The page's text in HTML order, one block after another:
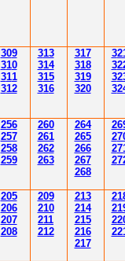
309
310
311
312
313
314
315
316
317
318
319
320
3
3
3
3
256
257
258
259
260
261
262
263
264
265
266
267
268
26
2
2
2
205
206
207
208
209
210
211
212
213
214
215
216
217